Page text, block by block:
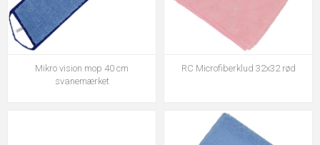
Mikro vision mop 40 cm
svanemærket
RC Microfiberklud 32x32 rød